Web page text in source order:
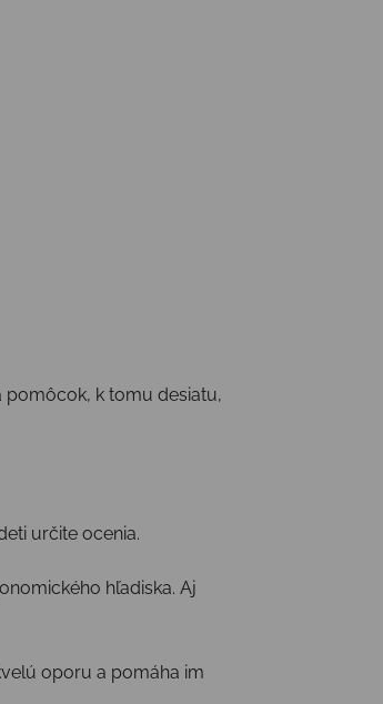
pomôcok, k tomu desiatu,
určite ocenia.
hľadiska. Aj
oporu a pomáha im